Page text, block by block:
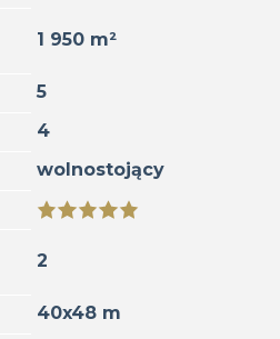
1 950 m²
5
4
wolnostojący
2
40x48 m